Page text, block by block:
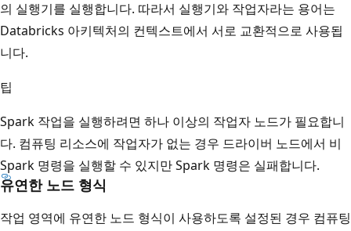
의 실행기를 실행합니다. 따라서 실행기와 작업자라는 용어는
Databricks 아키텍처의 컨텍스트에서 서로 교환적으로 사용됩
니다.
팁
Spark 작업을 실행하려면 하나 이상의 작업자 노드가 필요합니
다. 컴퓨팅 리소스에 작업자가 없는 경우 드라이버 노드에서 비
Spark 명령을 실행할 수 있지만 Spark 명령은 실패합니다.
유연한 노드 형식
작업 영역에 유연한 노드 형식이 사용하도록 설정된 경우 컴퓨팅